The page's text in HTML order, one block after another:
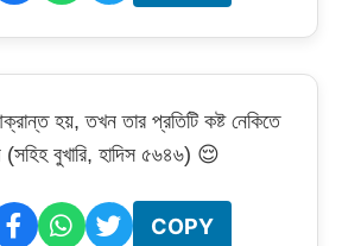
হয়, তখন তার প্রতিটি কষ্ট নেকিতে
বুখারি, হাদিস ৫৬৪৬) 😌
COPY